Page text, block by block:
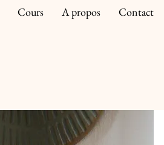
Cours A propos Contact